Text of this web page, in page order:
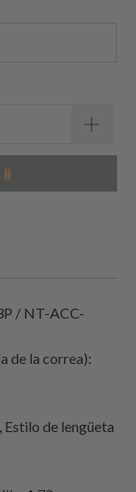
/ NT-ACC-
de la correa):
de lengüeta